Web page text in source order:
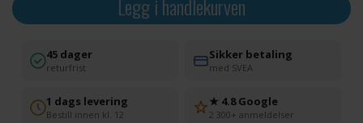
Legg i handlekurven
45 dager
returfrist
Sikker betaling
med SVEA
1 dags levering
Bestill innen kl. 12
★ 4.8 Google
2 300+ anmeldelser